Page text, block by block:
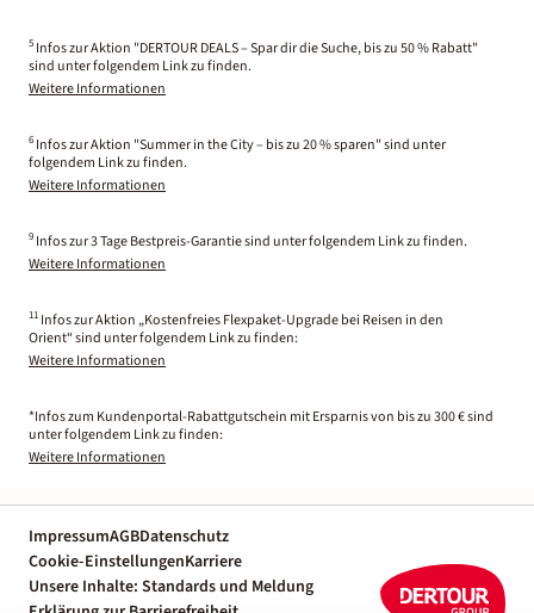
5 Infos zur Aktion "DERTOUR DEALS – Spar dir die Suche, bis zu 50 % Rabatt"
sind unter folgendem Link zu finden.
Weitere Informationen
6 Infos zur Aktion "Summer in the City – bis zu 20 % sparen" sind unter
folgendem Link zu finden.
Weitere Informationen
9 Infos zur 3 Tage Bestpreis-Garantie sind unter folgendem Link zu finden.
Weitere Informationen
11 Infos zur Aktion „Kostenfreies Flexpaket-Upgrade bei Reisen in den
Orient“ sind unter folgendem Link zu finden:
Weitere Informationen
*Infos zum Kundenportal-Rabattgutschein mit Ersparnis von bis zu 300 € sind
unter folgendem Link zu finden:
Weitere Informationen
ImpressumAGBDatenschutz
Cookie-EinstellungenKarriere
Unsere Inhalte: Standards und Meldung